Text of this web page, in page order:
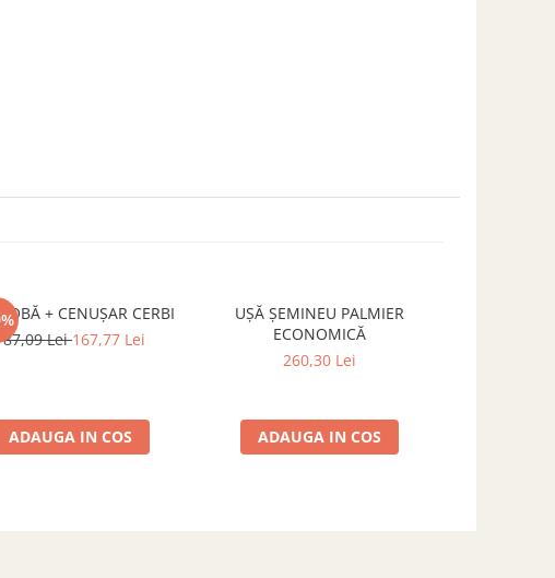
+ CENUȘAR CERBI
Lei167,77 Lei
ADAUGA IN COS
UȘĂ ȘEMINEU PALMIER
ECONOMICĂ
260,30 Lei
ADAUGA IN COS